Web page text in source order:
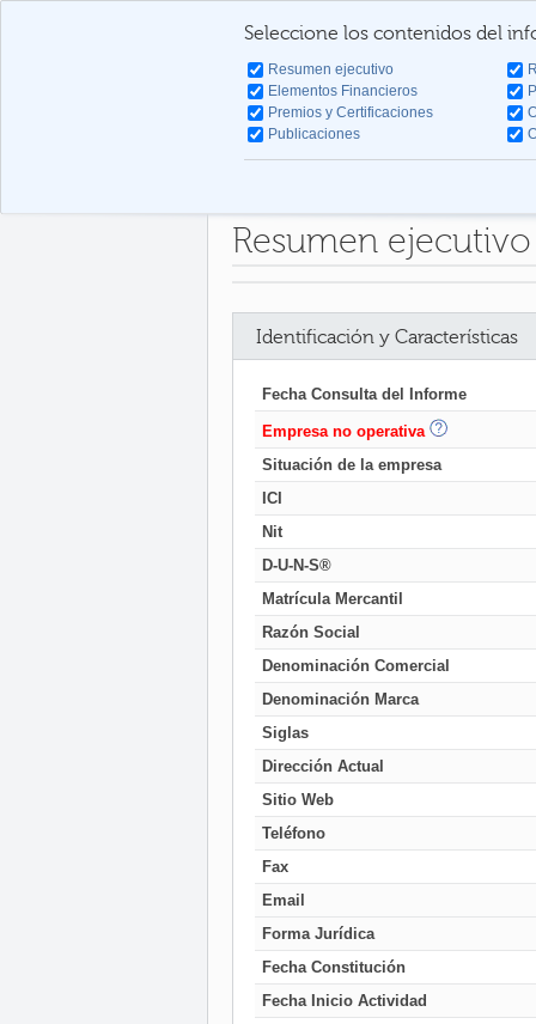
Seleccione los contenidos del
Resumen ejecutivo
Elementos Financieros
Premios y Certificaciones
Publicaciones
Resumen ejecutivo
Identificación y Características
Fecha Consulta del Informe
Empresa no operativa
Situación de la empresa
ICI
Nit
D-U-N-S®
Matrícula Mercantil
Razón Social
Denominación Comercial
Denominación Marca
Siglas
Dirección Actual
Sitio Web
Teléfono
Fax
Email
Forma Jurídica
Fecha Constitución
Fecha Inicio Actividad